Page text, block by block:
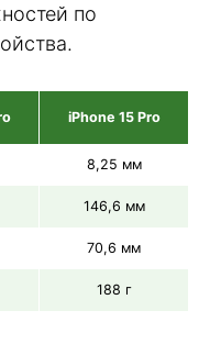
по
iPhone 15 Pro
8,25 мм
146,6 мм
70,6 мм
188 г